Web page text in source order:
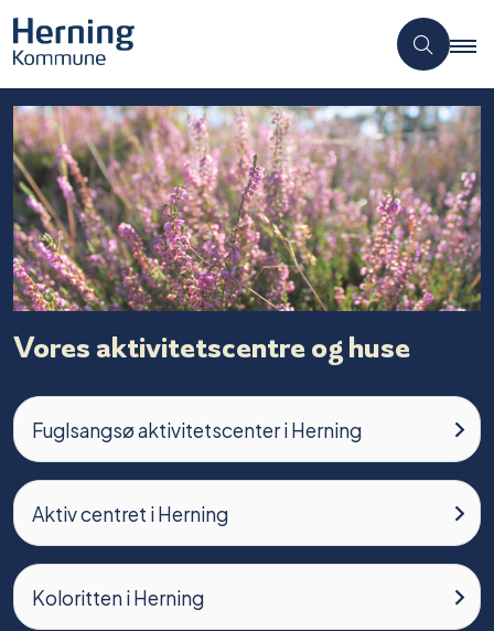
Vores aktivitetscentre og huse
Fuglsangsø aktivitetscenter i Herning
Aktiv centret i Herning
Koloritten i Herning